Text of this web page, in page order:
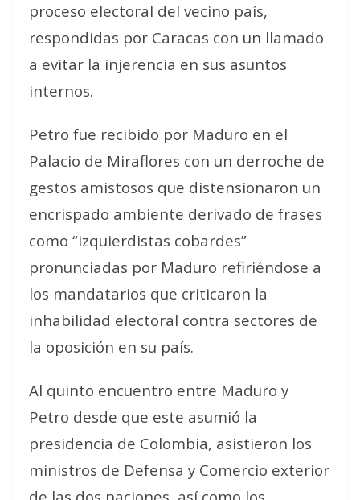
proceso electoral del vecino país,
respondidas por Caracas con un llamado
a evitar la injerencia en sus asuntos
internos.
Petro fue recibido por Maduro en el
Palacio de Miraflores con un derroche de
gestos amistosos que distensionaron un
encrispado ambiente derivado de frases
como “izquierdistas cobardes”
pronunciadas por Maduro refiriéndose a
los mandatarios que criticaron la
inhabilidad electoral contra sectores de
la oposición en su país.
Al quinto encuentro entre Maduro y
Petro desde que este asumió la
presidencia de Colombia, asistieron los
ministros de Defensa y Comercio exterior